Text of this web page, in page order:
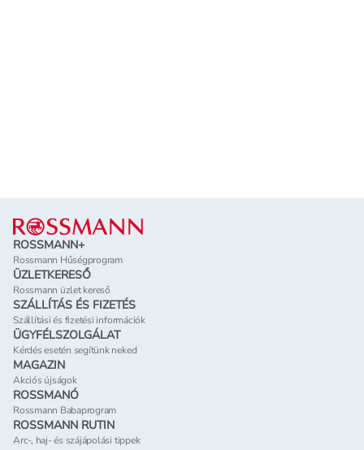
Lábléc
ROSSMANN+
Rossmann Hűségprogram
ÜZLETKERESŐ
Rossmann üzlet kereső
SZÁLLÍTÁS ÉS FIZETÉS
Szállítási és fizetési információk
ÜGYFÉLSZOLGÁLAT
Kérdés esetén segítünk neked
MAGAZIN
Akciós újságok
ROSSMANÓ
Rossmann Babaprogram
ROSSMANN RUTIN
Arc-, haj- és szájápolási tippek